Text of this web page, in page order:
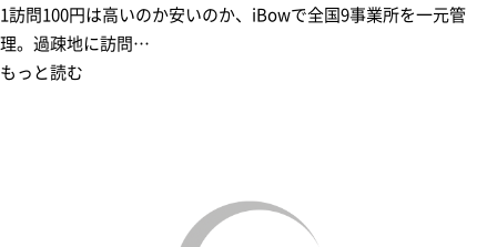
1訪問100円は高いのか安いのか、iBowで全国9事業所を一元管
理。過疎地に訪問…
もっと読む